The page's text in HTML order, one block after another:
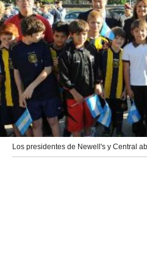
Los presidentes de Newell's y Central